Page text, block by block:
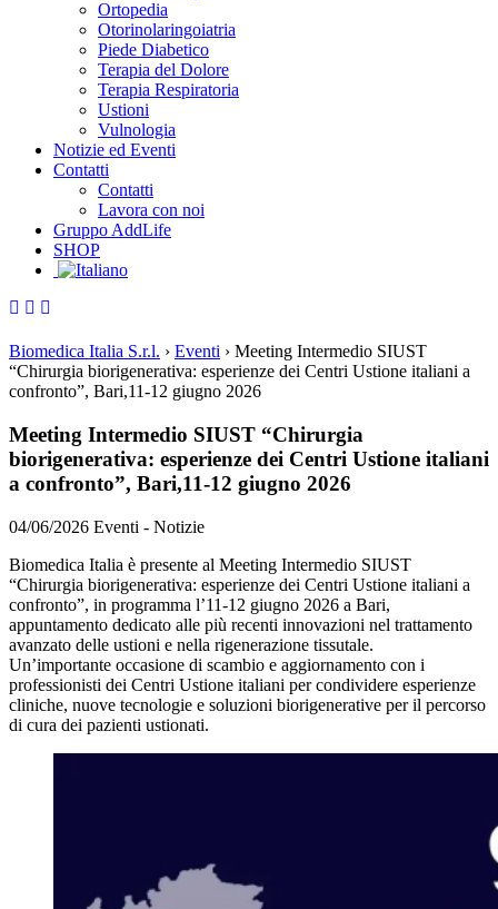
Ortopedia
Otorinolaringoiatria
Piede Diabetico
Terapia del Dolore
Terapia Respiratoria
Ustioni
Vulnologia
Notizie ed Eventi
Contatti
Contatti
Lavora con noi
Gruppo AddLife
SHOP
Biomedica Italia S.r.l. › Eventi › Meeting Intermedio SIUST
“Chirurgia biorigenerativa: esperienze dei Centri Ustione italiani a
confronto”, Bari,11-12 giugno 2026
Meeting Intermedio SIUST “Chirurgia
biorigenerativa: esperienze dei Centri Ustione italiani
a confronto”, Bari,11-12 giugno 2026
04/06/2026 Eventi - Notizie
Biomedica Italia è presente al Meeting Intermedio SIUST
“Chirurgia biorigenerativa: esperienze dei Centri Ustione italiani a
confronto”, in programma l’11-12 giugno 2026 a Bari,
appuntamento dedicato alle più recenti innovazioni nel trattamento
avanzato delle ustioni e nella rigenerazione tissutale.
Un’importante occasione di scambio e aggiornamento con i
professionisti dei Centri Ustione italiani per condividere esperienze
cliniche, nuove tecnologie e soluzioni biorigenerative per il percorso
di cura dei pazienti ustionati.